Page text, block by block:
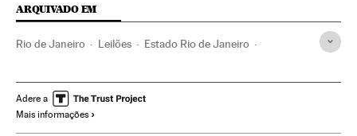
ARQUIVADO EM
Rio de Janeiro Leilões Estado Rio de Janeiro
Brasil Fornecimento energia
América Latina
Adere a
Mais informações